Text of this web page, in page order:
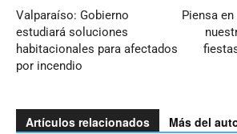
Valparaíso: Gobierno
estudiará soluciones
habitacionales para afectados
por incendio
Piensa
Artículos relacionados Más del